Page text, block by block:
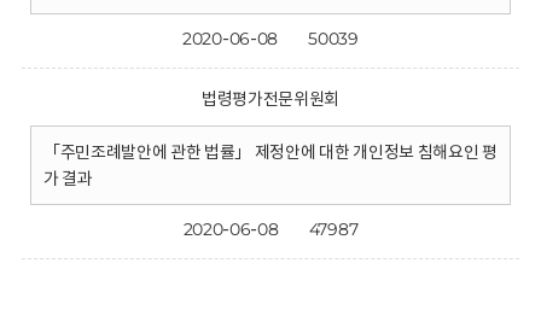
2020-06-08 50039
법령평가전문위원회
「주민조례발안에 관한 법률」 제정안에 대한 개인정보 침해요인 평
가 결과
2020-06-08 47987